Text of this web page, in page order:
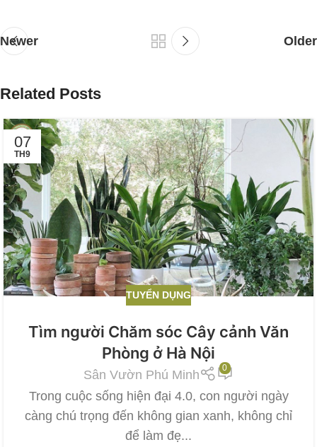
Newer Older
Related Posts
07
TH9
TUYỂN DỤNG
Tìm người Chăm sóc Cây cảnh Văn
Phòng ở Hà Nội
Sân Vườn Phú Minh 0
Trong cuộc sống hiện đại 4.0, con người ngày
càng chú trọng đến không gian xanh, không chỉ
để làm đẹ...